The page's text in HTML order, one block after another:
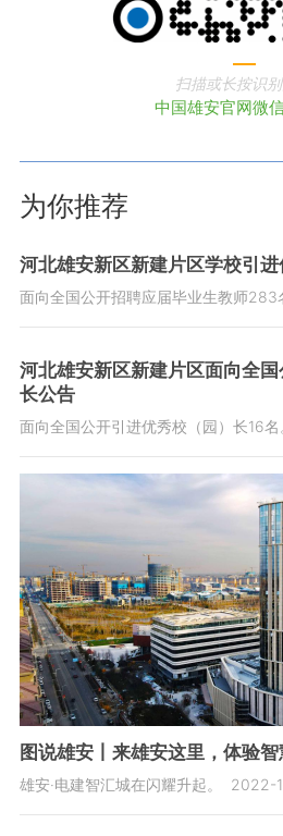
扫描或长按识
中国雄安官网微
为你推荐
河北雄安新区新建片区学校引
面向全国公开招聘应届毕业生教师283
河北雄安新区新建片区面向全国
长公告
面向全国公开引进优秀校（园）长16名
图说雄安丨来雄安这里，体验
雄安·电建智汇城在闪耀升起。 2022-